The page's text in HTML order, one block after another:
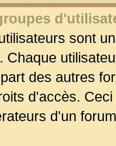
sont
Chaque
des autres
d'accès.
d'un